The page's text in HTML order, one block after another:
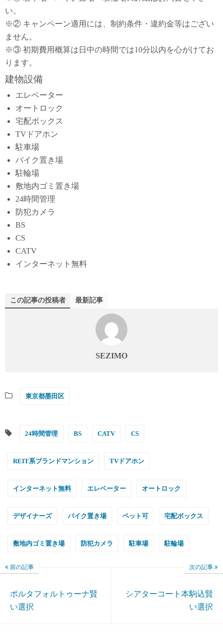
い。
※② キャンペーン適用には、制約条件・違約金等はござい
ません。
※③ 初期費用概算は日中の時間では10分以内を心がけてお
ります。
建物設備
エレベーター
オートロック
宅配ボックス
TVドアホン
駐車場
バイク置き場
駐輪場
敷地内ゴミ置き場
24時間管理
防犯カメラ
BS
CS
CATV
インターネット無料
この記事の投稿者 最新記事
SEZIMO
東京都墨田区
24時間管理 BS CATV CS
REIT系ブランドマンション TVドアホン
インターネット無料 エレベーター オートロック
デザイナーズ バイク置き場 ペット可 宅配ボックス
敷地内ゴミ置き場 防犯カメラ 駐車場 駐輪場
前の記事
ポルタフォルトゥーナ賢
い選択
次の記事
シアターコート本駒込賢
い選択